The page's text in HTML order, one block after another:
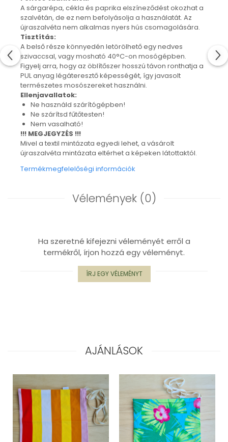
"NEM-papír" konyhai törlőkendő
Utazó evőeszköztartó
Újrahasználható zöldség- és
gyümölcsös zsák
Személyre szabott termékek
Ajándékutalvány
Kötött kiegészítők
Karácsonyi dekoráció
MINDEN Ékszer és Kiegészítő
MINDEN Környezettudatos Termék
MINDEN Személyre Szabott
Termék
A sárgarépa, cékla és paprika elszíneződést okozhat a
szalvétán, de ez nem befolyásolja a használatát. Az
újraszalvéta nem alkalmas nyers hús csomagolására.
Tisztítás:
A belső része könnyedén letörölhető egy nedves
szivaccsal, vagy mosható 40°C-on mosógépben.
Figyelj arra, hogy az öblítőszer hosszú távon ronthatja a
PUL anyag légáteresztő képességét, így javasolt
természetes mosószereket használni.
Ellenjavallatok:
Ne használd szárítógépben!
Ne szárítsd fűtőtesten!
Nem vasalható!
!!! MEGJEGYZÉS !!!
Mivel a textil mintázata egyedi lehet, a vásárolt
újraszalvéta mintázata eltérhet a képeken látottaktól.
Termékmegfelelőségi információk
Vélemények (0)
Ha szeretné kifejezni véleményét erről a
termékről, írjon hozzá egy véleményt.
ÍRJ EGY VÉLEMÉNYT
AJÁNLÁSOK